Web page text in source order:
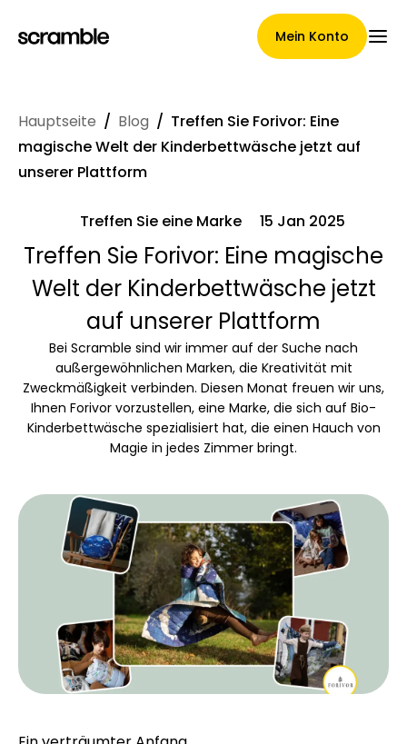
Mein Konto
Hauptseite
Konditionen der
Forderungsabtretung
Markengalerie
Markenauswahl
Rundenverlauf
Blog
Hauptseite / Blog / Treffen Sie Forivor: Eine
magische Welt der Kinderbettwäsche jetzt auf
unserer Plattform
Treffen Sie eine Marke 15 Jan 2025
Treffen Sie Forivor: Eine magische
Welt der Kinderbettwäsche jetzt
auf unserer Plattform
Bei Scramble sind wir immer auf der Suche nach
außergewöhnlichen Marken, die Kreativität mit
Zweckmäßigkeit verbinden. Diesen Monat freuen wir uns,
Ihnen Forivor vorzustellen, eine Marke, die sich auf Bio-
Kinderbettwäsche spezialisiert hat, die einen Hauch von
Magie in jedes Zimmer bringt.